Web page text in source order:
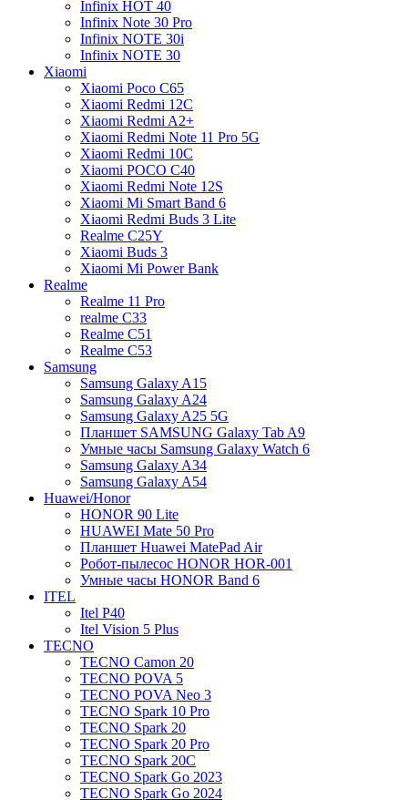
Infinix HOT 40
Infinix Note 30 Pro
Infinix NOTE 30i
Infinix NOTE 30
Xiaomi
Xiaomi Poco C65
Xiaomi Redmi 12C
Xiaomi Redmi A2+
Xiaomi Redmi Note 11 Pro 5G
Xiaomi Redmi 10C
Xiaomi POCO C40
Xiaomi Redmi Note 12S
Xiaomi Mi Smart Band 6
Xiaomi Redmi Buds 3 Lite
Realme C25Y
Xiaomi Buds 3
Xiaomi Mi Power Bank
Realme
Realme 11 Pro
realme C33
Realme C51
Realme C53
Samsung
Samsung Galaxy A15
Samsung Galaxy A24
Samsung Galaxy A25 5G
Планшет SAMSUNG Galaxy Tab A9
Умные часы Samsung Galaxy Watch 6
Samsung Galaxy A34
Samsung Galaxy A54
Huawei/Honor
HONOR 90 Lite
HUAWEI Mate 50 Pro
Планшет Huawei MatePad Air
Робот-пылесос HONOR HOR-001
Умные часы HONOR Band 6
ITEL
Itel P40
Itel Vision 5 Plus
TECNO
TECNO Camon 20
TECNO POVA 5
TECNO POVA Neo 3
TECNO Spark 10 Pro
TECNO Spark 20
TECNO Spark 20 Pro
TECNO Spark 20C
TECNO Spark Go 2023
TECNO Spark Go 2024